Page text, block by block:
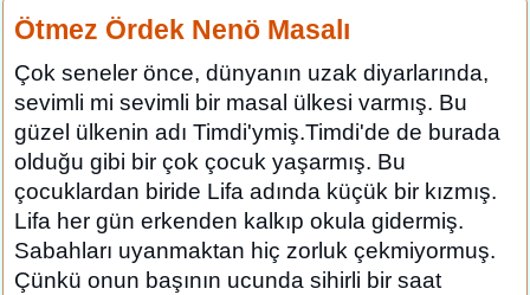
Ötmez Ördek Nenö Masalı
Çok seneler önce, dünyanın uzak diyarlarında,
sevimli mi sevimli bir masal ülkesi varmış. Bu
güzel ülkenin adı Timdi'ymiş.Timdi'de de burada
olduğu gibi bir çok çocuk yaşarmış. Bu
çocuklardan biride Lifa adında küçük bir kızmış.
Lifa her gün erkenden kalkıp okula gidermiş.
Sabahları uyanmaktan hiç zorluk çekmiyormuş.
Çünkü onun başının ucunda sihirli bir saat